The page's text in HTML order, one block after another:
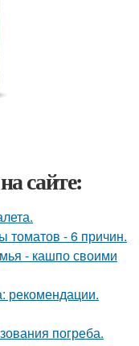
сайте:
томатов - 6 причин.
- кашпо своими
рекомендации.
погреба.